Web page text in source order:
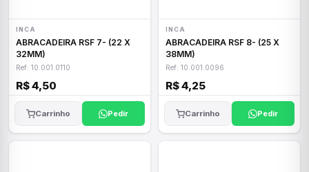
INCA
ABRACADEIRA RSF 7- (22 X
32MM)
Ref: 10.001.0110
R$ 4,50
Carrinho Pedir
INCA
ABRACADEIRA RSF 8- (25 X
38MM)
Ref: 10.001.0096
R$ 4,25
Carrinho Pedir